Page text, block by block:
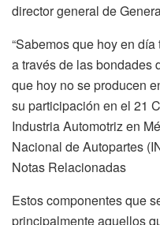
director general de
“Sabemos que hoy en
a través de las bondades
que hoy no se producen
su participación en el 21
Industria Automotriz en
Nacional de Autopartes
Notas Relacionadas
Estos componentes que
principalmente aquellos